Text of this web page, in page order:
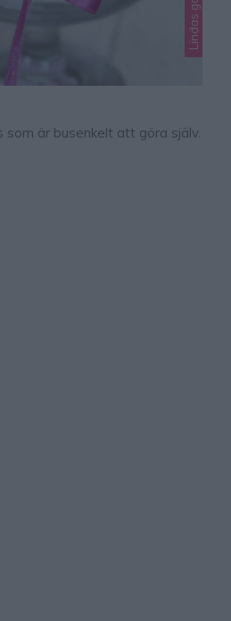
som är busenkelt att göra själv.